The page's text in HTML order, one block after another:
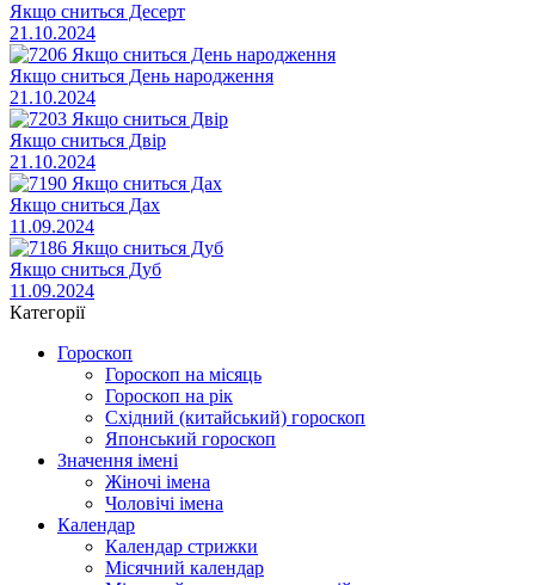
Якщо сниться Десерт
21.10.2024
Якщо сниться День народження
21.10.2024
Якщо сниться Двір
21.10.2024
Якщо сниться Дах
11.09.2024
Якщо сниться Дуб
11.09.2024
Категорії
Гороскоп
Гороскоп на місяць
Гороскоп на рік
Східний (китайський) гороскоп
Японський гороскоп
Значення імені
Жіночі імена
Чоловічі імена
Календар
Календар стрижки
Місячний календар